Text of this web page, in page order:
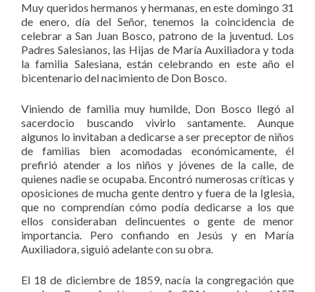
Muy queridos hermanos y hermanas, en este domingo 31
de enero, día del Señor, tenemos la coincidencia de
celebrar a San Juan Bosco, patrono de la juventud. Los
Padres Salesianos, las Hijas de María Auxiliadora y toda
la familia Salesiana, están celebrando en este año el
bicentenario del nacimiento de Don Bosco.
Viniendo de familia muy humilde, Don Bosco llegó al
sacerdocio buscando vivirlo santamente. Aunque
algunos lo invitaban a dedicarse a ser preceptor de niños
de familias bien acomodadas económicamente, él
prefirió atender a los niños y jóvenes de la calle, de
quienes nadie se ocupaba. Encontró numerosas críticas y
oposiciones de mucha gente dentro y fuera de la Iglesia,
que no comprendían cómo podía dedicarse a los que
ellos consideraban delincuentes o gente de menor
importancia. Pero confiando en Jesús y en María
Auxiliadora, siguió adelante con su obra.
El 18 de diciembre de 1859, nacía la congregación que